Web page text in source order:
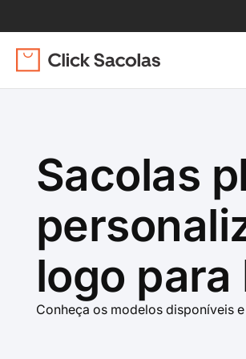
conteúdo
Sacolas
logo para
Conheça os modelos disponíveis